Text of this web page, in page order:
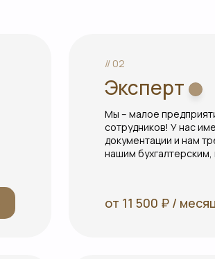
// 02
Эксперт
Мы – малое
сотрудников! У нас
документации и нам
нашим
от 11 500 ₽ /